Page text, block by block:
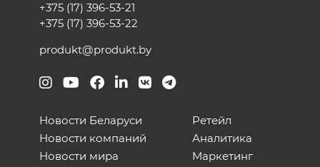
+375 (17) 396-53-21
+375 (17) 396-53-22
produkt@produkt.by
Новости Беларуси
Новости компаний
Новости мира
Ретейл
Аналитика
Маркетинг